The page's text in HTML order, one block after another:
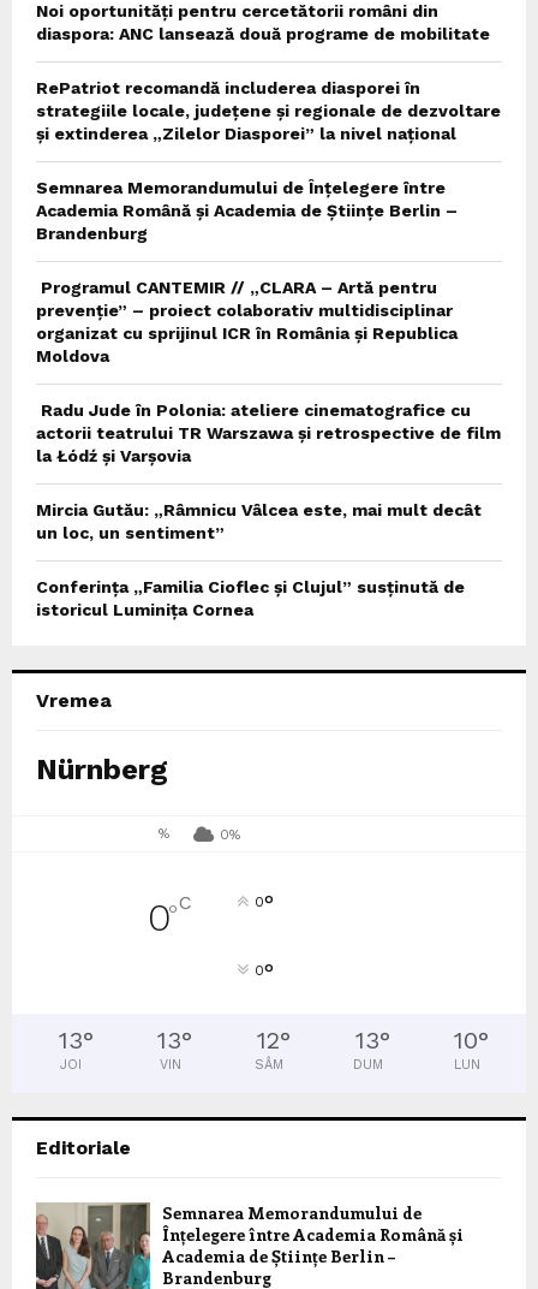
Noi oportunități pentru cercetătorii români din
diaspora: ANC lansează două programe de mobilitate
RePatriot recomandă includerea diasporei în
strategiile locale, județene și regionale de dezvoltare
și extinderea „Zilelor Diasporei” la nivel național
Semnarea Memorandumului de Înțelegere între
Academia Română și Academia de Științe Berlin –
Brandenburg
Programul CANTEMIR // „CLARA – Artă pentru
prevenție” – proiect colaborativ multidisciplinar
organizat cu sprijinul ICR în România și Republica
Moldova
Radu Jude în Polonia: ateliere cinematografice cu
actorii teatrului TR Warszawa și retrospective de film
la Łódź și Varșovia
Mircia Gutău: „Râmnicu Vâlcea este, mai mult decât
un loc, un sentiment”
Conferința „Familia Cioflec și Clujul” susținută de
istoricul Luminița Cornea
Vremea
Nürnberg
% 0%
0°C 0°
0°
13°
JOI
13°
VIN
12°
SÂM
13°
DUM
10°
LUN
Editoriale
Semnarea Memorandumului de
Înțelegere între Academia Română și
Academia de Științe Berlin –
Brandenburg